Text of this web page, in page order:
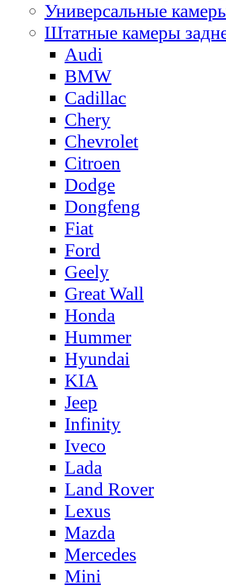
Универсальные
Штатные камеры
Audi
BMW
Cadillac
Chery
Chevrolet
Citroen
Dodge
Dongfeng
Fiat
Ford
Geely
Great Wall
Honda
Hummer
Hyundai
KIA
Jeep
Infinity
Iveco
Lada
Land Rover
Lexus
Mazda
Mercedes
Mini